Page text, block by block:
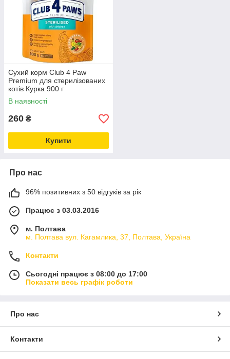
Сухий корм Club 4 Paw
Premium для стерилізованих
котів Курка 900 г
В наявності
260 ₴
Купити
Про нас
96% позитивних з 50 відгуків за рік
Працює з 03.03.2016
м. Полтава
м. Полтава вул. Кагамлика, 37, Полтава, Україна
Контакти
Сьогодні працює з 08:00 до 17:00
Показати весь графік роботи
Про нас
Контакти